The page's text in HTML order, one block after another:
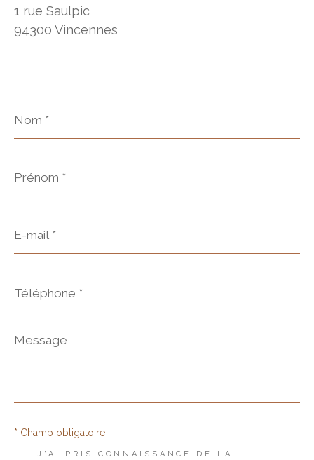
1 rue Saulpic
94300 Vincennes
*
*
mail
*
*
Message
*
J'AI PRIS CONNAISSANCE DE LA
* Champ obligatoire